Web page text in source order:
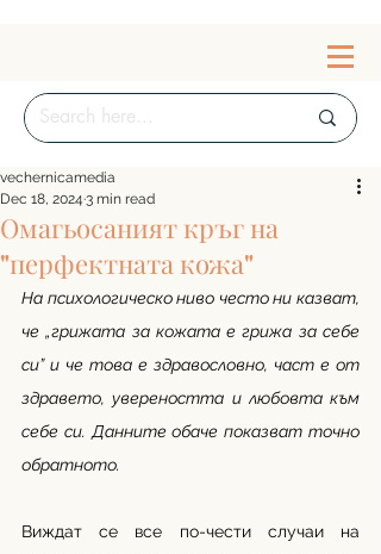
Омагьосаният кръг на
"перфектната кожа"
vechernicamedia
Dec 18, 2024 3 min read
На психологическо ниво често ни казват,
че „грижата за кожата е грижа за себе
си” и че това е здравословно, част е от
здравето, увереността и любовта към
себе си. Данните обаче показват точно
обратното.
Виждат се все по-чести случаи на